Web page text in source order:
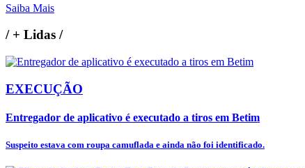
Saiba Mais
/+ Lidas /
EXECUÇÃO
Entregador de aplicativo é executado a tiros em Betim
Suspeito estava com roupa camuflada e ainda não foi identificado.